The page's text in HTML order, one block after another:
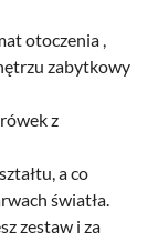
otoczenia ,
zabytkowy
z
a co
światła.
zestaw i za